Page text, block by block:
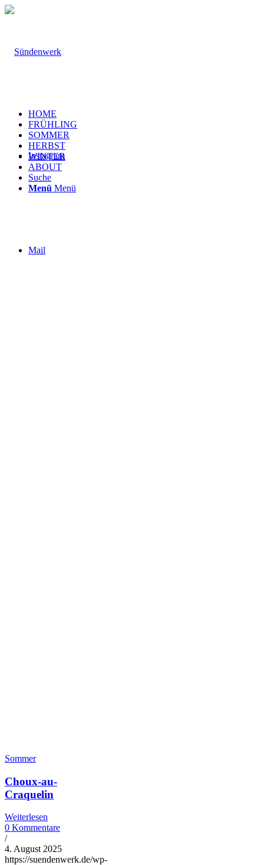
Instagram
Mail
HOME
FRÜHLING
SOMMER
HERBST
WINTER
ABOUT
Suche
Menü Menü
Sommer
Choux-au-
Craquelin
Weiterlesen
0 Kommentare
/
4. August 2025
https://suendenwerk.de/wp-